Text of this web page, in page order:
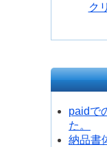
ク
paidで
た。
納品書